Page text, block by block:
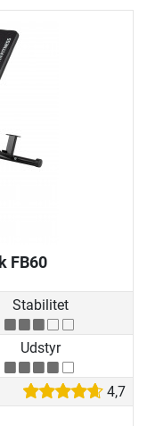
FB60
Stabilitet
Udstyr
4,7